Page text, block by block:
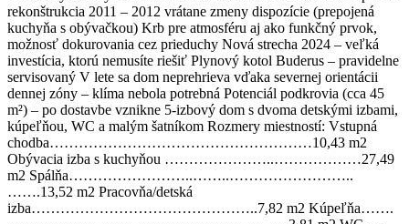
rekonštrukcia 2011 – 2012 vrátane zmeny dispozície (prepojená
kuchyňa s obývačkou) Krb pre atmosféru aj ako funkčný prvok,
možnosť dokurovania cez prieduchy Nová strecha 2024 – veľká
investícia, ktorú nemusíte riešiť Plynový kotol Buderus – pravidelne
servisovaný V lete sa dom neprehrieva vďaka severnej orientácii
dennej zóny – klíma nebola potrebná Potenciál podkrovia (cca 45
m²) – po dostavbe vznikne 5-izbový dom s dvoma detskými izbami,
kúpeľňou, WC a malým šatníkom Rozmery miestností: Vstupná
chodba………………………………………………10,43 m2
Obývacia izba s kuchyňou …………………..………………27,49
m2 Spálňa……………………..……..……………………..
…….13,52 m2 Pracovňa/detská
izba………………………………………..7,82 m2 Kúpeľňa…….